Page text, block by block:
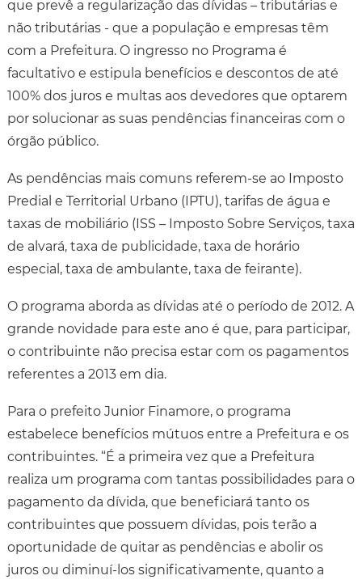
que prevê a regularização das dívidas – tributárias e
não tributárias - que a população e empresas têm
com a Prefeitura. O ingresso no Programa é
facultativo e estipula benefícios e descontos de até
100% dos juros e multas aos devedores que optarem
por solucionar as suas pendências financeiras com o
órgão público.
As pendências mais comuns referem-se ao Imposto
Predial e Territorial Urbano (IPTU), tarifas de água e
taxas de mobiliário (ISS – Imposto Sobre Serviços, taxa
de alvará, taxa de publicidade, taxa de horário
especial, taxa de ambulante, taxa de feirante).
O programa aborda as dívidas até o período de 2012. A
grande novidade para este ano é que, para participar,
o contribuinte não precisa estar com os pagamentos
referentes a 2013 em dia.
Para o prefeito Junior Finamore, o programa
estabelece benefícios mútuos entre a Prefeitura e os
contribuintes. “É a primeira vez que a Prefeitura
realiza um programa com tantas possibilidades para o
pagamento da dívida, que beneficiará tanto os
contribuintes que possuem dívidas, pois terão a
oportunidade de quitar as pendências e abolir os
juros ou diminuí-los significativamente, quanto a